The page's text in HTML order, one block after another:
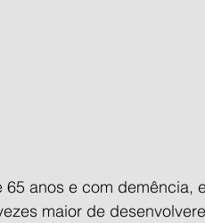
65 anos e com demência,
maior de